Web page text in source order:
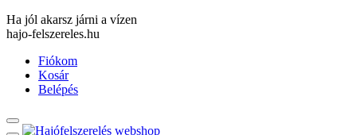
Ha jól akarsz járni a vízen
hajo-felszereles.hu
Fiókom
Kosár
Belépés